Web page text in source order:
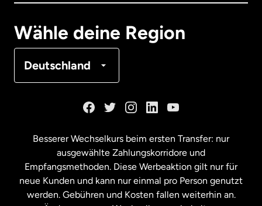
Wähle deine Region
Deutschland
Malaysia
Neuseeland
Besserer Wechselkurs beim ersten Transfer: nur
ausgewählte Zahlungskorridore und
Empfangsmethoden. Diese Werbeaktion gilt nur für
neue Kunden und kann nur einmal pro Person genutzt
werden. Gebühren und Kosten fallen weiterhin an.